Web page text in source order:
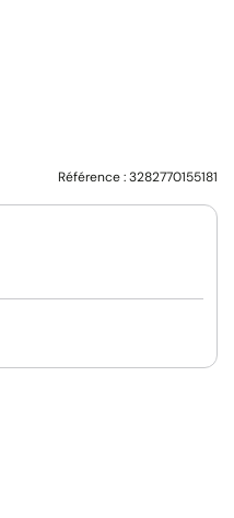
Référence :3282770155181